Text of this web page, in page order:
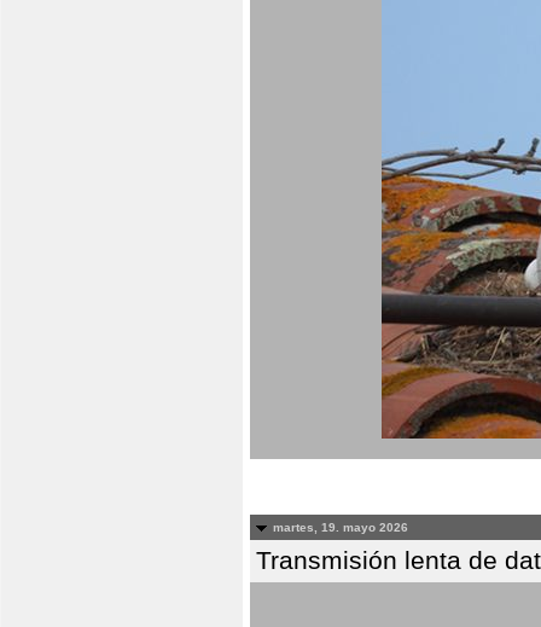
martes, 19. mayo 2026
Transmisión lenta de